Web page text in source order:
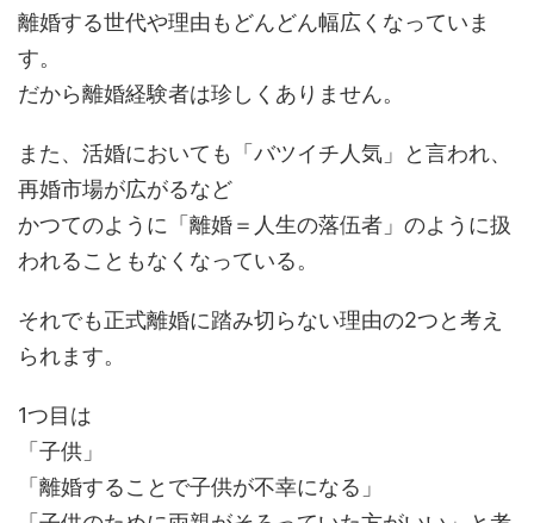
離婚する世代や理由もどんどん幅広くなっていま
す。
だから離婚経験者は珍しくありません。
また、活婚においても「バツイチ人気」と言われ、
再婚市場が広がるなど
かつてのように「離婚＝人生の落伍者」のように扱
われることもなくなっている。
それでも正式離婚に踏み切らない理由の2つと考え
られます。
1つ目は
「子供」
「離婚することで子供が不幸になる」